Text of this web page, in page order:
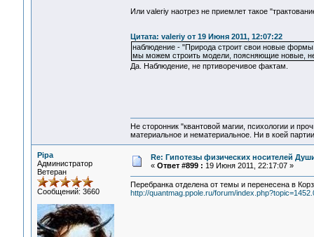
Или valeriy наотрез не приемлет такое
Цитата: valeriy от 19 Июня 2011, 12:07:22
наблюдение - "Природа строит свои новые
мы можем строить модели, поясняющие новые,
Да. Наблюдение, не пртиворечивое фактам.
Не сторонник "квантовой магии, психологии и
материальное и нематериальное. Ни в коей
Pipa
Администратор
Ветеран
Сообщений: 3660
Re: Гипотезы физических носителей
« Ответ #899 : 19 Июня 2011, 22:17:07 »
Перебранка отделена от темы и перенесена в
http://quantmag.ppole.ru/forum/